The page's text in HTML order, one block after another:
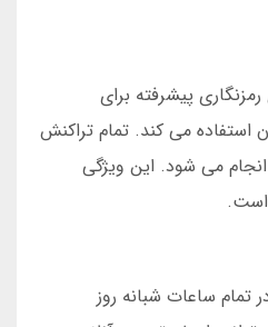
پیشرفته برای
استفاده می کند. تمام تراکنش
های مالی با رمزگذاری SSL انجام می شود. این ویژگی
است.
تمام ساعات شبانه روز